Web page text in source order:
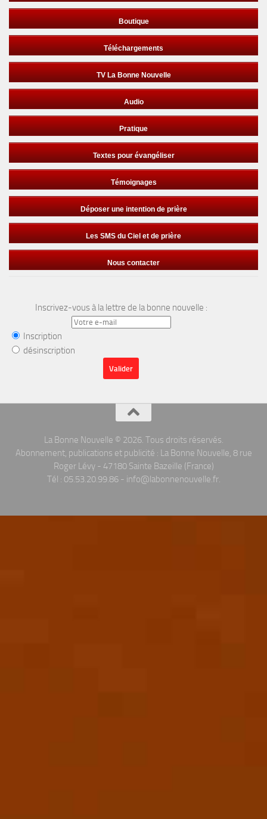
Boutique
Téléchargements
TV La Bonne Nouvelle
Audio
Pratique
Textes pour évangéliser
Témoignages
Déposer une intention de prière
Les SMS du Ciel et de prière
Nous contacter
Inscrivez-vous à la lettre de la bonne nouvelle :
Inscription
désinscription
La Bonne Nouvelle © 2026. Tous droits réservés.
Abonnement, publications et publicité : La Bonne Nouvelle, 8 rue
Roger Lévy - 47180 Sainte Bazeille (France)
Tél : 05.53.20.99.86 - info@labonnenouvelle.fr.